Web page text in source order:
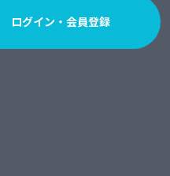
ログイン・会員登録